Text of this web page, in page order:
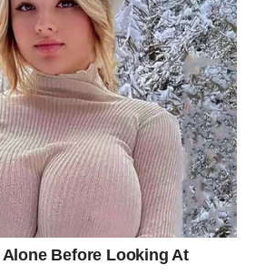
nema puno fizičke aktivnosti,
rublje dnevno.
: obavezno presvlačenje odmah